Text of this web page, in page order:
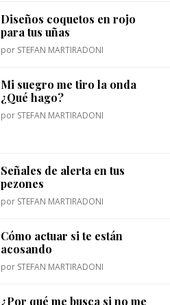
Diseños coquetos en rojo
para tus uñas
por STEFAN MARTIRADONI
Mi suegro me tiro la onda
¿Qué hago?
por STEFAN MARTIRADONI
Señales de alerta en tus
pezones
por STEFAN MARTIRADONI
Cómo actuar si te están
acosando
por STEFAN MARTIRADONI
¿Por qué me busca si no me